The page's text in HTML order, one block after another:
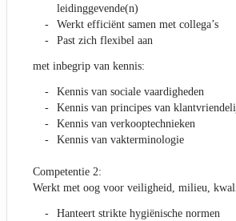
leidinggevende(n)
Werkt efficiënt samen met collega’s
Past zich flexibel aan
met inbegrip van kennis:
Kennis van sociale vaardigheden
Kennis van principes van
Kennis van verkooptechnieken
Kennis van vakterminologie
Competentie 2:
Werkt met oog voor veiligheid, milieu,
Hanteert strikte hygiënische normen